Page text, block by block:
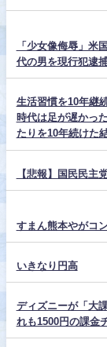
「少女像侮辱」米
代の男を現行犯逮
生活習慣を10年継
時代は足が遅かっ
たりを10年続けた
【悲報】国民民主
すまん熊本やがコ
いきなり円高
ディズニーが「大
れも1500円の課金